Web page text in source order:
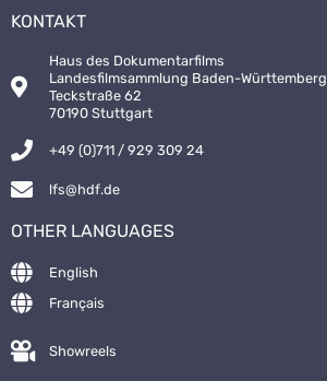
KONTAKT
Haus des Dokumentarfilms
Landesfilmsammlung Baden-Württemberg
Teckstraße 62
70190 Stuttgart
+49 (0)711 / 929 309 24
lfs@hdf.de
OTHER LANGUAGES
English
Français
Showreels